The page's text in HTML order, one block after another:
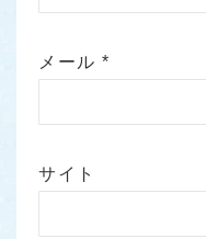
メール*
サイト